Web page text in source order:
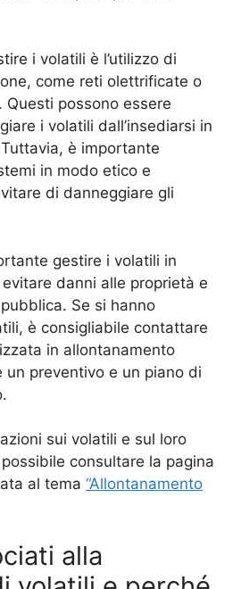
i volatili è l’utilizzo di
come reti olettrificate o
possono essere
i volatili dall’insediarsi in
è importante
in modo etico e
di danneggiare gli
gestire i volatili in
danni alle proprietà e
Se si hanno
è consigliabile contattare
in allontanamento
un preventivo e un piano di
sui volatili e sul loro
consultare la pagina
al tema “Allontanamento
alla